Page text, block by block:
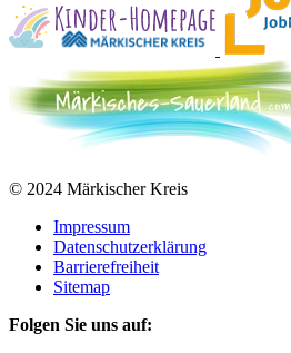
© 2024 Märkischer Kreis
Impressum
Datenschutzerklärung
Barrierefreiheit
Sitemap
Folgen Sie uns auf: